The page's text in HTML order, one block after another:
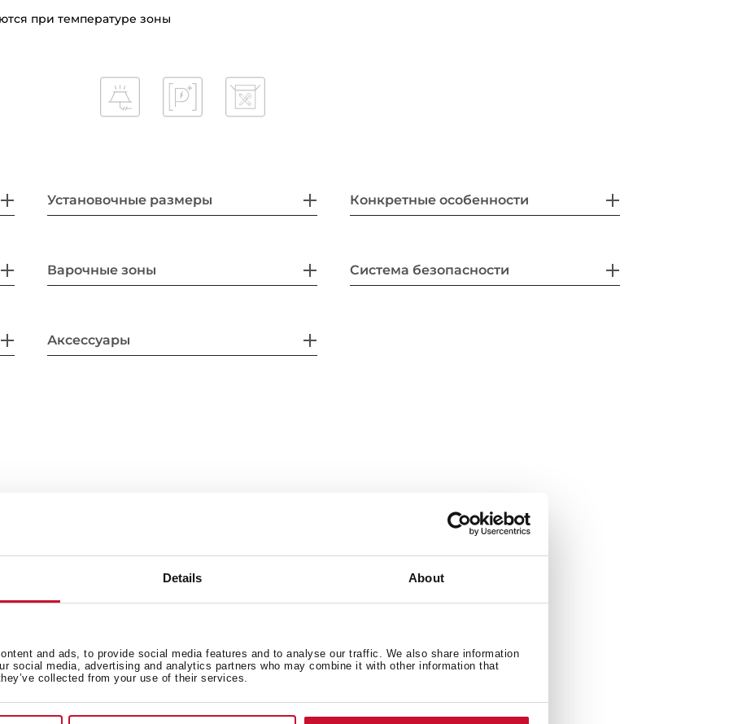
Details About
and ads, to provide social media features and to analyse our traffic. We also share information
social media, advertising and analytics partners who may combine it with other information that
collected from your use of their services.
при температуре зоны
Установочные размеры Конкретные особенности
Варочные зоны Система безопасности
Аксессуары
Карта товара
Изображения в высоком разрешении